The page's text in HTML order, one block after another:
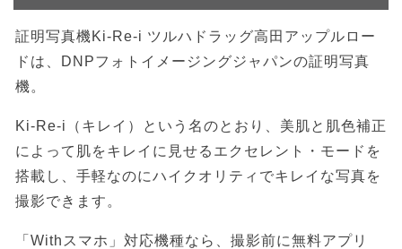
証明写真機Ki-Re-i ツルハドラッグ高田アップルロー
ドは、DNPフォトイメージングジャパンの証明写真
機。
Ki-Re-i（キレイ）という名のとおり、美肌と肌色補正
によって肌をキレイに見せるエクセレント・モードを
搭載し、手軽なのにハイクオリティでキレイな写真を
撮影できます。
「Withスマホ」対応機種なら、撮影前に無料アプリ